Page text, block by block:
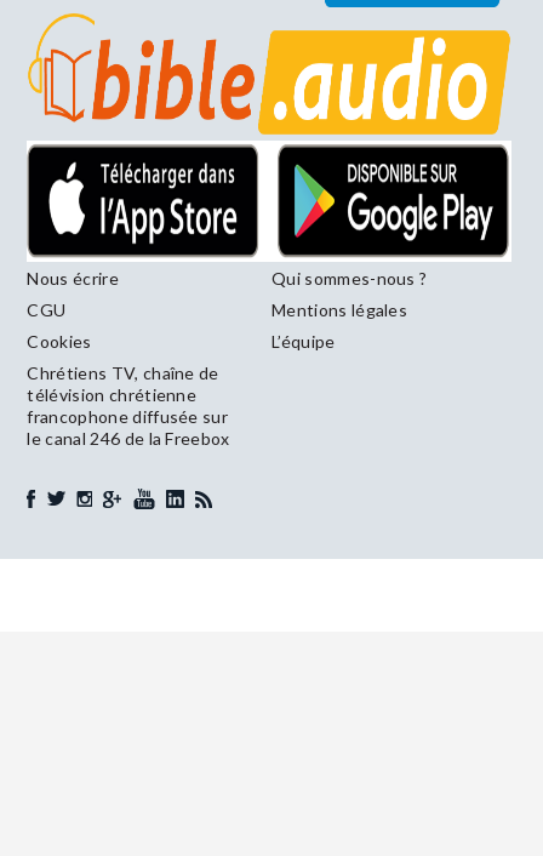
Nous écrire
Qui sommes-nous ?
CGU
Mentions légales
Cookies
L’équipe
Chrétiens TV, chaîne de
télévision chrétienne
francophone diffusée sur
le canal 246 de la Freebox